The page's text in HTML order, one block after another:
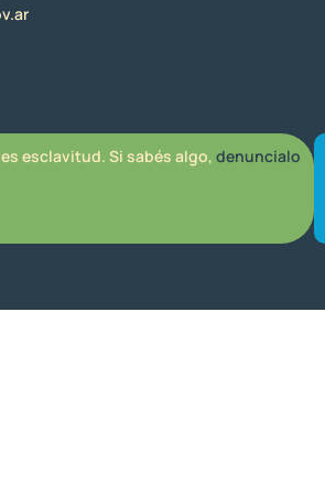
esclavitud. Si sabés algo, denuncialo